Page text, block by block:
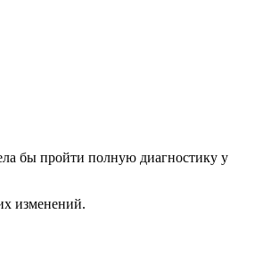
бы пройти полную диагностику у
изменений.